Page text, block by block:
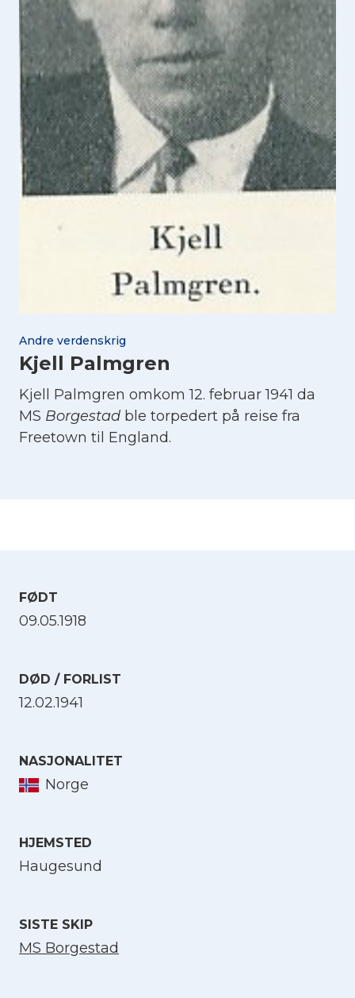
Andre verdenskrig
Kjell Palmgren
Kjell Palmgren omkom 12. februar 1941 da
MS Borgestad ble torpedert på reise fra
Freetown til England.
FØDT
09.05.1918
DØD / FORLIST
12.02.1941
NASJONALITET
Norge
HJEMSTED
Haugesund
SISTE SKIP
MS Borgestad
English